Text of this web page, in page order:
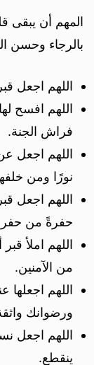
المهم أن يبقى
بالرجاء وحسن
اللهم اجعل
اللهم افسح
فراش الجنة.
اللهم اجعل
نورًا ومن
اللهم اجعل
حفرةً من حفر
اللهم املأ
من الآمنين.
اللهم اجعلها
ورضوانك
اللهم اجعل
ينقطع.